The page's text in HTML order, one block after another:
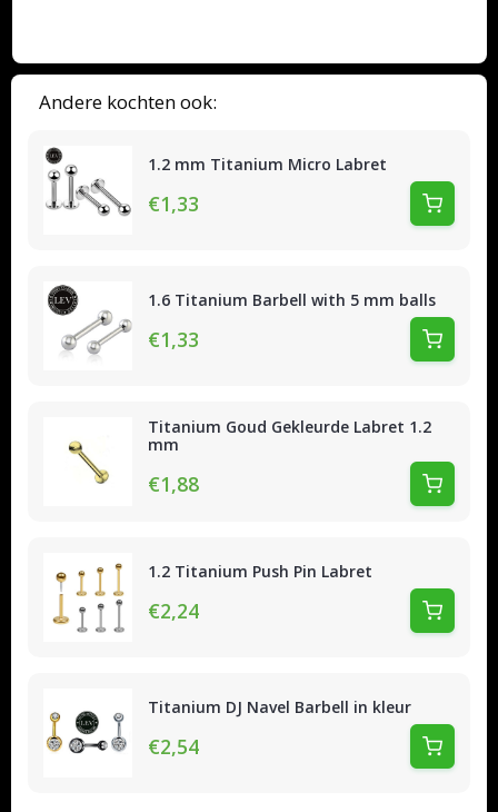
Andere kochten ook:
1.2 mm Titanium Micro Labret
€1,33
1.6 Titanium Barbell with 5 mm balls
€1,33
Titanium Goud Gekleurde Labret 1.2
mm
€1,88
1.2 Titanium Push Pin Labret
€2,24
Titanium DJ Navel Barbell in kleur
€2,54